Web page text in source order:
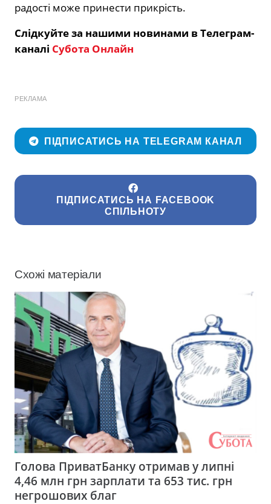
радості може принести прикрість.
Слідкуйте за нашими новинами в Телеграм-
каналі Субота Онлайн
РЕКЛАМА
ПІДПИСАТИСЬ НА TELEGRAM КАНАЛ
ПІДПИСАТИСЬ НА FACEBOOK
СПІЛЬНОТУ
Схожі матеріали
Голова ПриватБанку отримав у липні
4,46 млн грн зарплати та 653 тис. грн
негрошових благ